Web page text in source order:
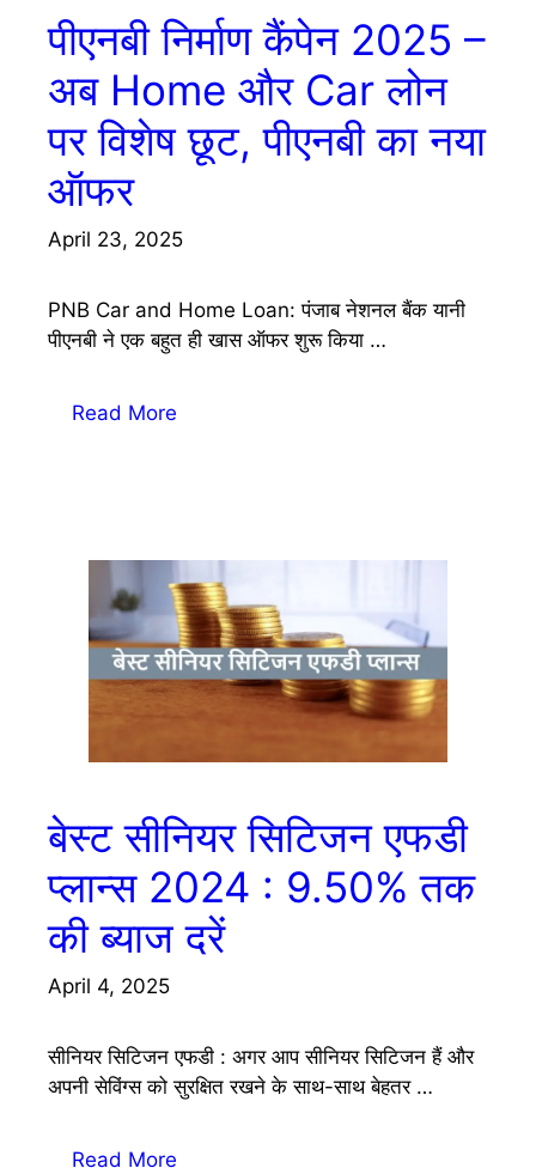
पीएनबी निर्माण कैंपेन 2025 –
अब Home और Car लोन
पर विशेष छूट, पीएनबी का नया
ऑफर
April 23, 2025
PNB Car and Home Loan: पंजाब नेशनल बैंक यानी
पीएनबी ने एक बहुत ही खास ऑफर शुरू किया …
Read More
बेस्ट सीनियर सिटिजन एफडी
प्लान्स 2024 : 9.50% तक
की ब्याज दरें
April 4, 2025
सीनियर सिटिजन एफडी : अगर आप सीनियर सिटिजन हैं और
अपनी सेविंग्स को सुरक्षित रखने के साथ-साथ बेहतर …
Read More